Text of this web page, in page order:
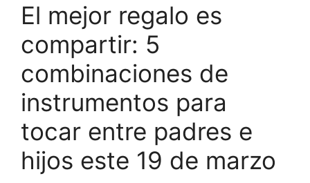
El mejor regalo es
compartir: 5
combinaciones de
instrumentos para
tocar entre padres e
hijos este 19 de marzo